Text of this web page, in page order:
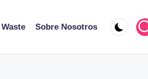
Sobre Nosotros